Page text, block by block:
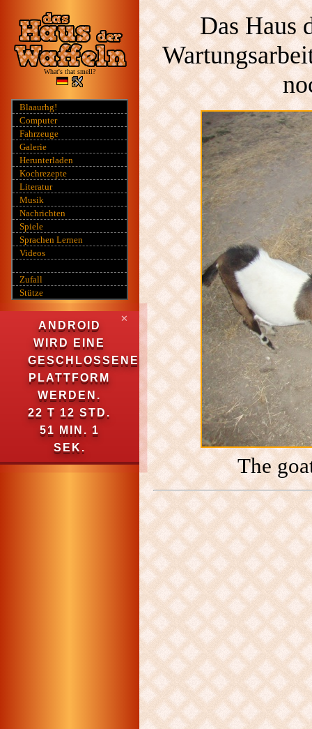
What's that smell?
Blaaurhg!
Computer
Fahrzeuge
Galerie
Herunterladen
Kochrezepte
Literatur
Musik
Nachrichten
Spiele
Sprachen Lernen
Videos
Zufall
Stütze
ANDROID
WIRD EINE
GESCHLOSSENE
PLATTFORM
WERDEN.
22 T 12 STD.
51 MIN. 0
SEK.
✕
Das Haus
The